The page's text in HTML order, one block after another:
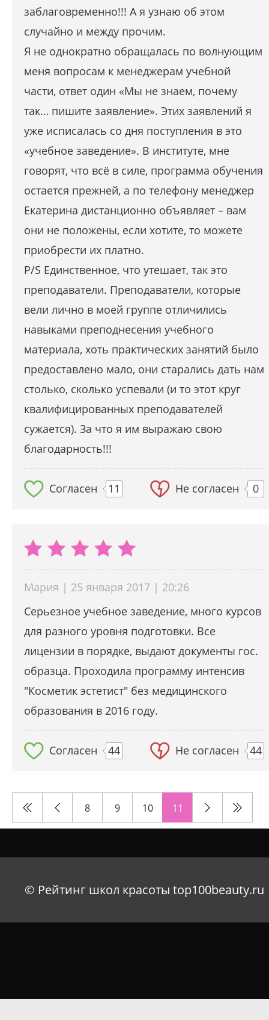
заблаговременно!!! А я узнаю об этом
случайно и между прочим.
Я не однократно обращалась по волнующим
меня вопросам к менеджерам учебной
части, ответ один «Мы не знаем, почему
так… пишите заявление». Этих заявлений я
уже исписалась со дня поступления в это
«учебное заведение». В институте, мне
говорят, что всё в силе, программа обучения
остается прежней, а по телефону менеджер
Екатерина дистанционно объявляет – вам
они не положены, если хотите, то можете
приобрести их платно.
P/S Единственное, что утешает, так это
преподаватели. Преподаватели, которые
вели лично в моей группе отличились
навыками преподнесения учебного
материала, хоть практических занятий было
предоставлено мало, они старались дать нам
столько, сколько успевали (и то этот круг
квалифицированных преподавателей
сужается). За что я им выражаю свою
благодарность!!!
Согласен 11 Не согласен 0
Мария | 25 января 2017 | 20:26
Серьезное учебное заведение, много курсов
для разного уровня подготовки. Все
лицензии в порядке, выдают документы гос.
образца. Проходила программу интенсив
"Косметик эстетист" без медицинского
образования в 2016 году.
Согласен 44 Не согласен 44
8 9 10 11
© Рейтинг школ красоты top100beauty.ru